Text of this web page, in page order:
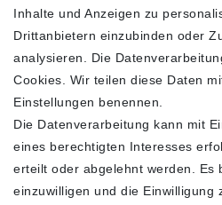
SHOP
Inhalte und Anzeigen zu
Drittanbietern einzubinden oder
analysieren. Die
Cookies. Wir teilen diese Daten
Einstellungen benennen.
Die Datenverarbeitung kann mit
eines berechtigten Interesses
erteilt oder abgelehnt werden. Es
einzuwilligen und die Einwilligung